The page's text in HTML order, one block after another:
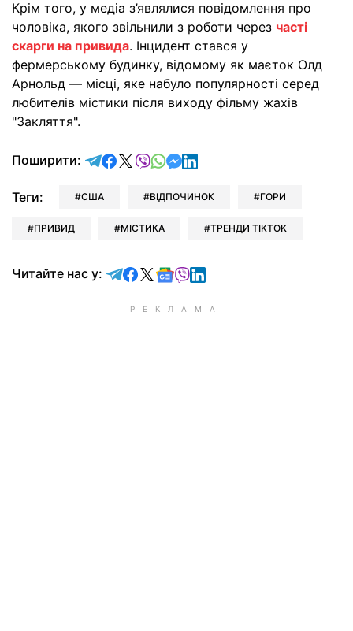
Крім того, у медіа з’являлися повідомлення про
чоловіка, якого звільнили з роботи через часті
скарги на привида. Інцидент стався у
фермерському будинку, відомому як маєток Олд
Арнольд — місці, яке набуло популярності серед
любителів містики після виходу фільму жахів
"Закляття".
Поширити: відправити у Telegram
поділитись у Facebook
поділитись у X
відправити у Viber
відправити у Whatsapp
відправити у Messenger
відправити у LinkedIn
Теги: США ВІДПОЧИНОК ГОРИ
ПРИВИД МІСТИКА ТРЕНДИ TIKTOK
Читайте нас у: Читайте у Telegram
Читайте у Facebook
Читайте у X
Читайте у Google news
Читайте у Viber
Читайте у LinkedIn